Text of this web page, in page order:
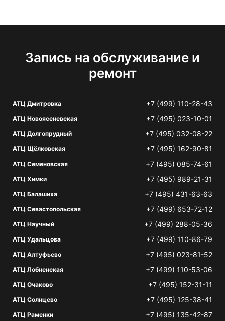
Запись на обслуживание и
ремонт
АТЦ Дмитровка +7 (499) 110-28-43
АТЦ Новоясеневская +7 (495) 023-10-01
АТЦ Долгопрудный +7 (495) 032-08-22
АТЦ Щёлковская +7 (495) 162-90-81
АТЦ Семеновская +7 (495) 085-74-61
АТЦ Химки +7 (495) 989-21-31
АТЦ Балашиха +7 (495) 431-63-63
АТЦ Севастопольская +7 (499) 653-72-12
АТЦ Научный +7 (499) 288-05-36
АТЦ Удальцова +7 (499) 110-86-79
АТЦ Алтуфьево +7 (495) 023-81-52
АТЦ Лобненская +7 (499) 110-53-06
АТЦ Очаково +7 (495) 152-31-11
АТЦ Солнцево +7 (495) 125-38-41
АТЦ Раменки +7 (495) 135-42-87